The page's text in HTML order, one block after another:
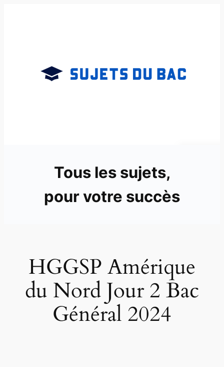
Tous les sujets,
pour votre succès
HGGSP Amérique
du Nord Jour 2 Bac
Général 2024